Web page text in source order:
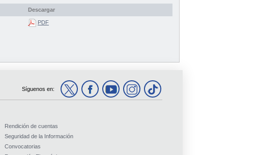
Descargar
PDF
Síguenos en:
Rendición de cuentas
Seguridad de la Información
Convocatorias